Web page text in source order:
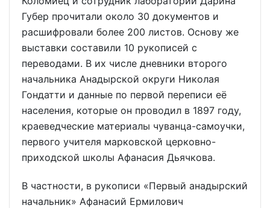
Губер прочитали около 30 документов и
расшифровали более 200 листов. Основу же
выставки составили 10 рукописей с
переводами. В их числе дневники второго
начальника Анадырской округи Николая
Гондатти и данные по первой переписи её
населения, которые он проводил в 1897 году,
краеведческие материалы чуванца-самоучки,
первого учителя марковской церковно-
приходской школы Афанасия Дьячкова.
В частности, в рукописи «Первый анадырский
начальник» Афанасий Ермилович